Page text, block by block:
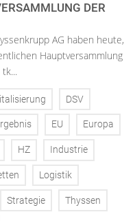
DER T
AG haben heute,
Hauptversammlung
DSV
EU Europa
HZ Industrie
Logistik
Strategie Thyssen